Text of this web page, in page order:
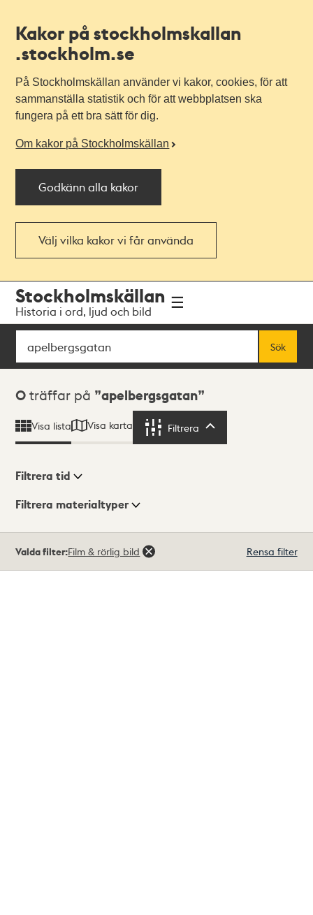
Kakor på stockholmskallan
.stockholm.se
På Stockholmskällan använder vi kakor, cookies, för att
sammanställa statistik och för att webbplatsen ska
fungera på ett bra sätt för dig.
Om kakor på Stockholmskällan
Godkänn alla kakor
Välj vilka kakor vi får använda
navigationen
huvudinnehållet
Stockholmskällan
Historia i ord, ljud och bild
Sök
Sök
Sökresultat
0 träffar på apelbergsgatan
Visa lista Visa karta Filtrera
Visningsläge
Filtrera tid
Filtrera materialtyper
träffar
Valda filter:Film & rörlig bild Rensa filter